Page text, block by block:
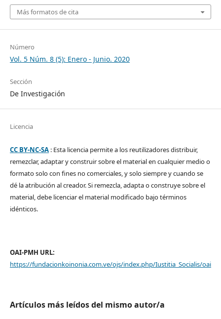
Más formatos de cita
Número
Vol. 5 Núm. 8 (5): Enero - Junio. 2020
Sección
De Investigación
Licencia
CC BY-NC-SA: Esta licencia permite a los reutilizadores distribuir,
remezclar, adaptar y construir sobre el material en cualquier medio o
formato solo con fines no comerciales, y solo siempre y cuando se
dé la atribución al creador. Si remezcla, adapta o construye sobre el
material, debe licenciar el material modificado bajo términos
idénticos.
OAI-PMH URL:
https://fundacionkoinonia.com.ve/ojs/index.php/Iustitia_Socialis/oai
Artículos más leídos del mismo autor/a